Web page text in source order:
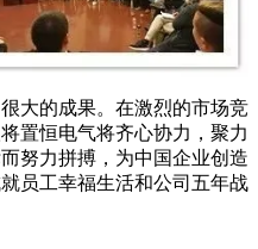
的成果。在激烈的市场竞
置恒电气将齐心协力，聚力
努力拼搏，为中国企业创造
员工幸福生活和公司五年战